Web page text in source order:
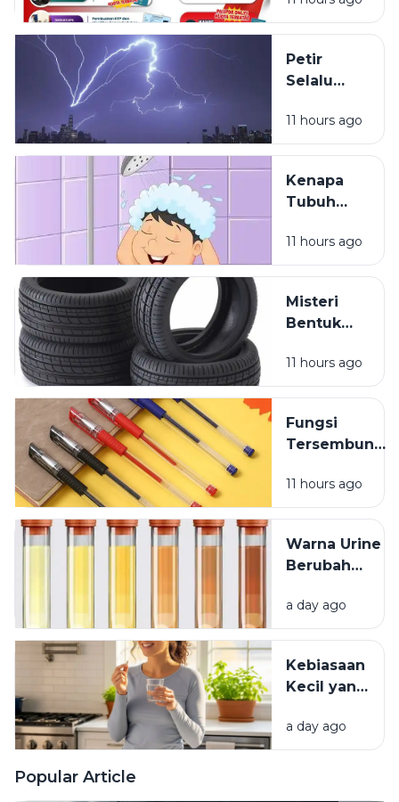
Paspor
Warga
Sosa
Petir
Selalu
Lebih Dulu
daripada
11 hours ago
Kenapa
Tubuh
Ringan
Setelah
11 hours ago
Misteri
Bentuk
Kendaraan
yang
Dipikirkan
11 hours ago
Fungsi
Tersembunyi
pada Tutup
Pulpen
11 hours ago
Warna Urine
Berubah
Minum
Vitamin? Ini
Penjelasannya
a day ago
Kebiasaan
Kecil yang
Vitamin
Tidak
a day ago
Popular Article